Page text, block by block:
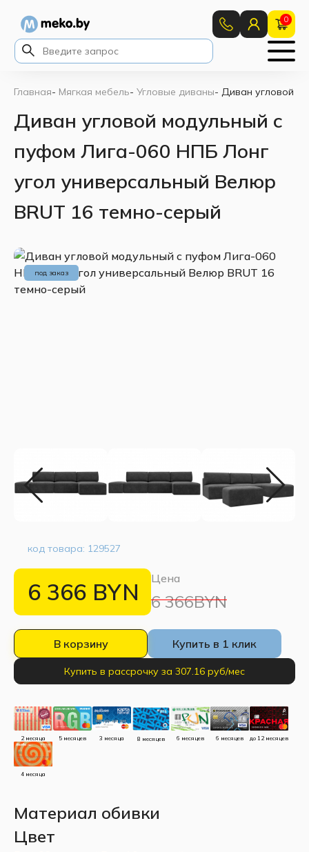
0
Главная- Мягкая мебель- Угловые диваны- Диван угловой
Диван угловой модульный с
пуфом Лига-060 НПБ Лонг
угол универсальный Велюр
BRUT 16 темно-серый
под заказ
код товара: 129527
6 366 BYN Цена
6 366BYN
В корзину Купить в 1 клик
Купить в рассрочку за 307.16 руб/мес
2 месяца 5 месяцев 3 месяца 8 месяцев 6 месяцев 6 месяцев до 12 месяцев
4 месяца
Материал обивки
Цвет